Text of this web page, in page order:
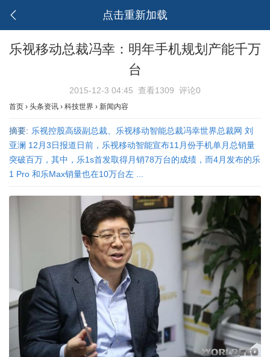
点击重新加载
乐视移动总裁冯幸：明年手机规划产能千万
台
2015-12-3 04:45 查看1309 评论0
首页 › 头条资讯 › 科技世界 › 新闻内容
摘要: 乐视控股高级副总裁、乐视移动智能总裁冯幸世界总裁网 刘
亚澜 12月3日报道日前，乐视移动智能宣布11月份手机单月总销量
突破百万，其中，乐1s首发取得月销78万台的成绩，而4月发布的乐
1 Pro 和乐Max销量也在10万台左 ...